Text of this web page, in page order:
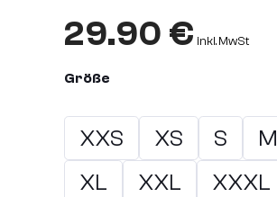
29.90 € inkl. MwSt
Größe
XXS XS S M
XL
XXL XXXL